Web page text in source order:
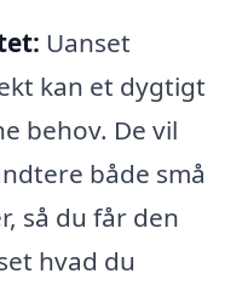
Uanset
kan et dygtigt
behov. De vil
både små
så du får den
hvad du